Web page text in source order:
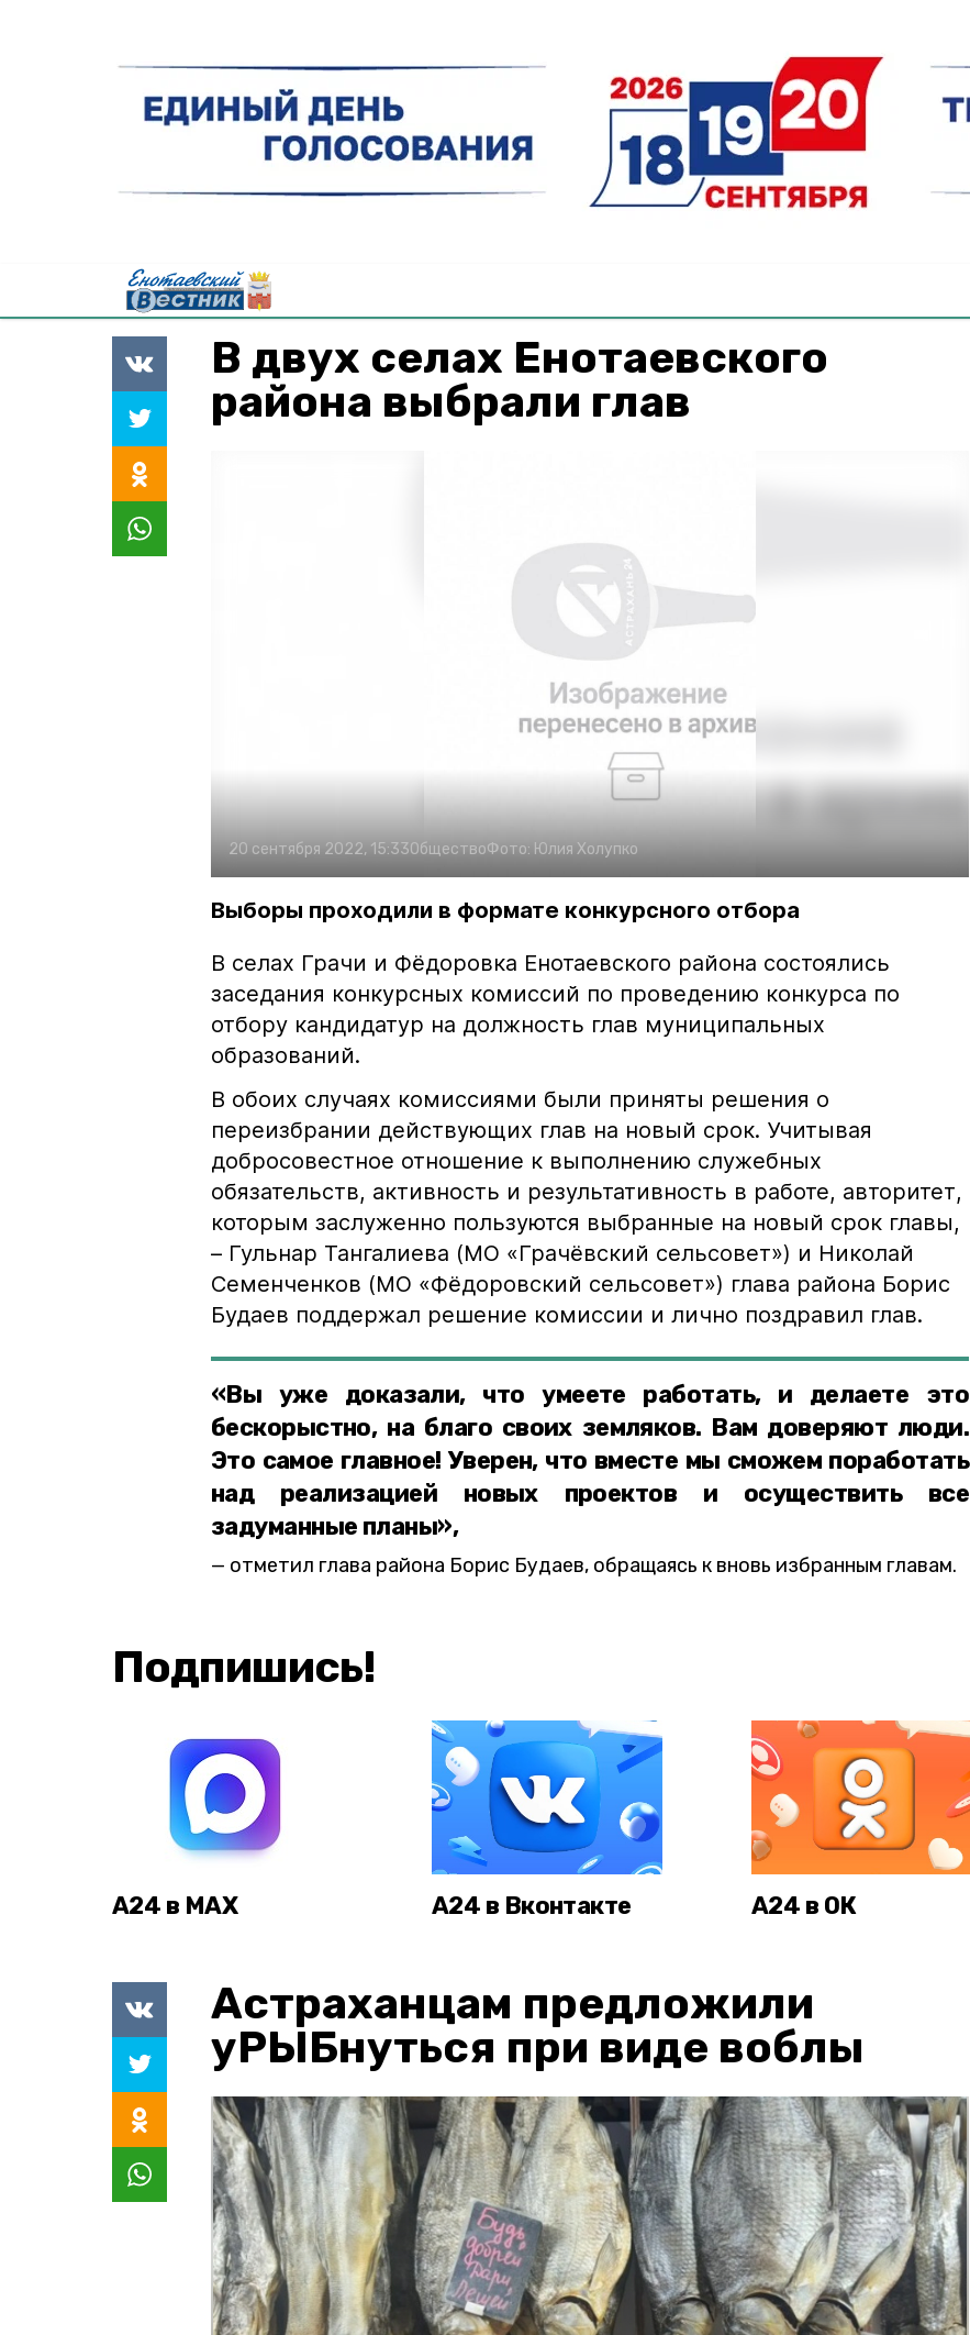
В двух селах Енотаевского
района выбрали глав
20 сентября 2022, 15:33ОбществоФото: Юлия Холупко
Выборы проходили в формате конкурсного отбора
В селах Грачи и Фёдоровка Енотаевского района состоялись
заседания конкурсных комиссий по проведению конкурса по
отбору кандидатур на должность глав муниципальных
образований.
В обоих случаях комиссиями были приняты решения о
переизбрании действующих глав на новый срок. Учитывая
добросовестное отношение к выполнению служебных
обязательств, активность и результативность в работе, авторитет,
которым заслуженно пользуются выбранные на новый срок главы,
– Гульнар Тангалиева (МО «Грачёвский сельсовет») и Николай
Семенченков (МО «Фёдоровский сельсовет») глава района Борис
Будаев поддержал решение комиссии и лично поздравил глав.
«Вы уже доказали, что умеете работать, и делаете это
бескорыстно, на благо своих земляков. Вам доверяют люди.
Это самое главное! Уверен, что вместе мы сможем поработать
над реализацией новых проектов и осуществить все
задуманные планы»,
отметил глава района Борис Будаев, обращаясь к вновь избранным главам.
Подпишись!
А24 в MAX А24 в Вконтакте А24 в ОК
Астраханцам предложили
уРЫБнуться при виде воблы